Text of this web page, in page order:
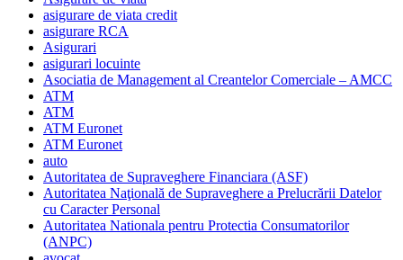
asigurare de viata credit
asigurare RCA
Asigurari
asigurari locuinte
Asociatia de Management al Creantelor Comerciale – AMCC
ATM
ATM
ATM Euronet
ATM Euronet
auto
Autoritatea de Supraveghere Financiara (ASF)
Autoritatea Naţională de Supraveghere a Prelucrării Datelor
cu Caracter Personal
Autoritatea Nationala pentru Protectia Consumatorilor
(ANPC)